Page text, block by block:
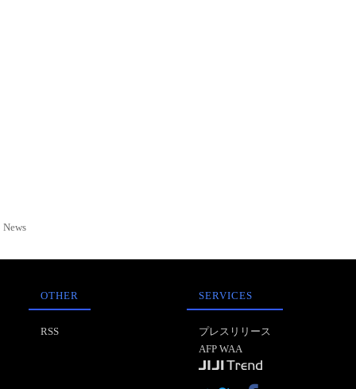
OTHER
RSS
SERVICES
プレスリリース
AFP WAA